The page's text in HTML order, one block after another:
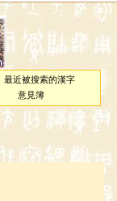
最近被搜索的漢字
意見簿